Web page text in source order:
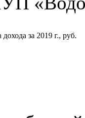
за 2019 г., руб.